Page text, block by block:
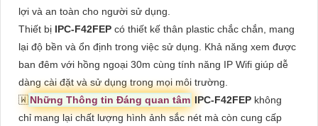
lợi và an toàn cho người sử dụng.
Thiết bị IPC-F42FEP có thiết kế thân plastic chắc chắn, mang
lại độ bền và ổn định trong việc sử dụng. Khả năng xem được
ban đêm với hồng ngoại 30m cùng tính năng IP Wifi giúp dễ
dàng cài đặt và sử dụng trong mọi môi trường.
🇼Những Thông tin Đáng quan tâm IPC-F42FEP không
chỉ mang lại chất lượng hình ảnh sắc nét mà còn cung cấp